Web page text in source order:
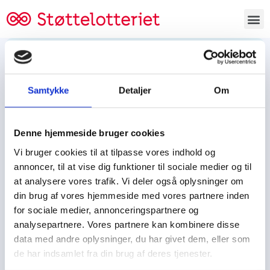
Samtykke Detaljer Om
Denne hjemmeside bruger cookies
Vi bruger cookies til at tilpasse vores indhold og
annoncer, til at vise dig funktioner til sociale medier og til
at analysere vores trafik. Vi deler også oplysninger om
din brug af vores hjemmeside med vores partnere inden
for sociale medier, annonceringspartnere og
analysepartnere. Vores partnere kan kombinere disse
data med andre oplysninger, du har givet dem, eller som
de har indsamlet fra din brug af deres tjenester.
Tjen penge og støt
Tjen penge til:
Spejdere/spejdergruppen/FDF’ere, m.fl.
Kontor
Tjenpengeogstoet.dk
Ejby Industrivej 91
DK – 2600 Glostrup
CVR: 19347508